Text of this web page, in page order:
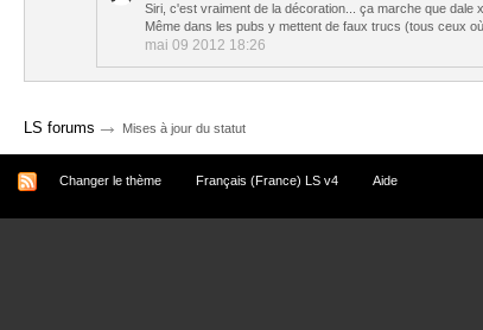
Siri, c'est vraiment de la décoration... ça marche que dale
Même dans les pubs y mettent de faux trucs (tous ceux
mai 09 2012 18:26
LS forums → Mises à jour du statut
Changer le thème Français (France) LS v4 Aide